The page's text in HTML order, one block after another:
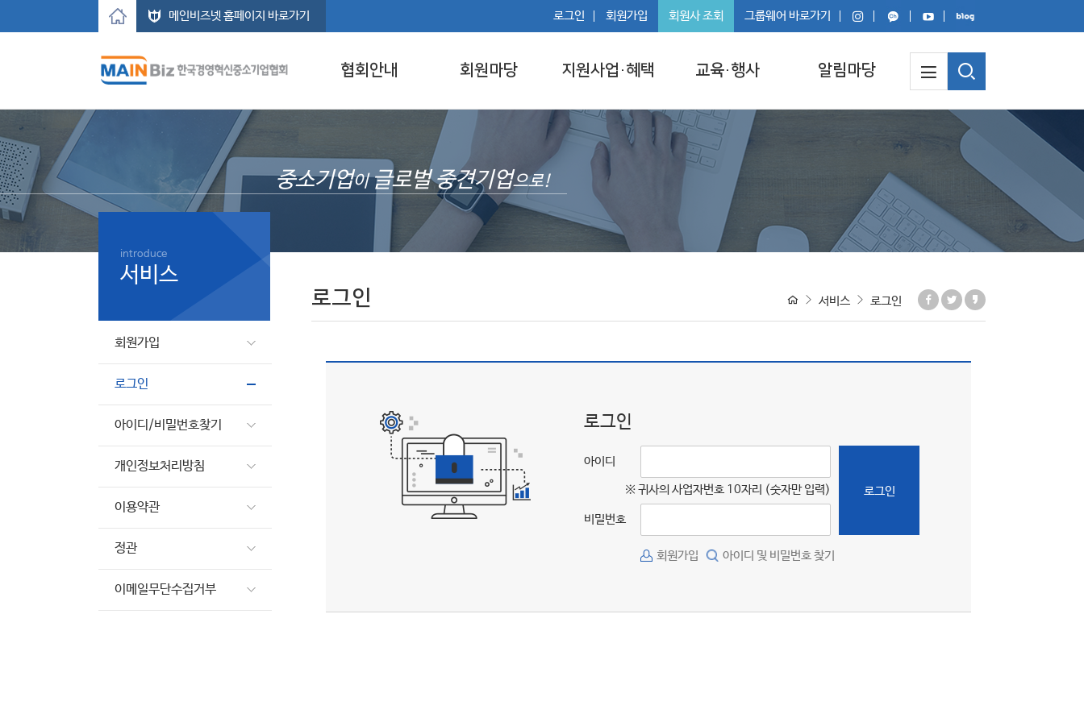
협회안내 회원마당 지원사업·혜택 교육·행사 알림마당
메인비즈넷 홈페이지 바로가기 로그인 회원가입 회원사 조회 그룹웨어 바로가기
중소기업이글로벌 중견기업으로!
introduce
서비스
회원가입
로그인
아이디/비밀번호찾기
개인정보처리방침
이용약관
정관
이메일무단수집거부
로그인 서비스 로그인
로그인
아이디
※ 귀사의 사업자번호 10자리 (숫자만 입력)
비밀번호
로그인
회원가입 아이디 및 비밀번호 찾기